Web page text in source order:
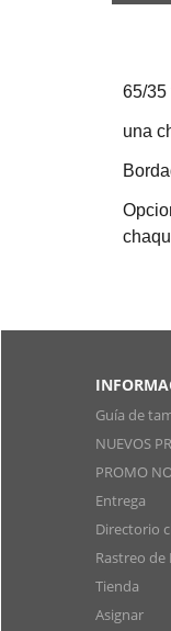
65/35
una
Guía de
NUEVOS
PROMO
Entrega
Directorio
Rastreo de
Tienda
Asignar